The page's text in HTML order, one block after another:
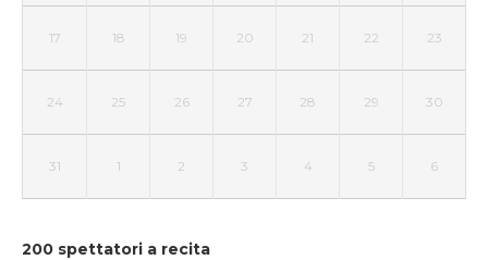
17 18 19 20 21 22 23
24 25 26 27 28 29 30
31 1 2 3 4 5 6
200 spettatori a recita